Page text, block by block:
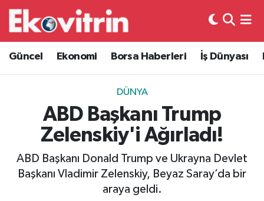
Güncel Ekonomi Borsa Haberleri İş Dünyası
DÜNYA
ABD Başkanı Trump
Zelenskiy'i Ağırladı!
ABD Başkanı Donald Trump ve Ukrayna Devlet
Başkanı Vladimir Zelenskiy, Beyaz Saray’da bir
araya geldi.
Güncel
Ekonomi
Borsa Haberleri
İş Dünyası
Lojistik
Hava Durumu
Trafik Durumu
Süper Lig Puan Durumu ve Fikstür
Tüm Manşetler
Son Dakika Haberleri